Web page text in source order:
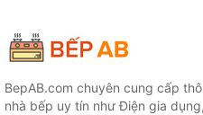
BepAB.com chuyên cung cấp
nhà bếp uy tín như Điện gia